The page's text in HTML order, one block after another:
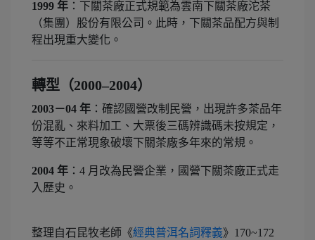
1999 年 ：下關茶廠正式規範為雲南下關茶廠沱茶
（集團）股份有限公司。此時，下關茶品配方與制
程出現重大變化。
轉型（2000–2004）
2003－04 年 ：確認國營改制民營，出現許多茶品年
份混亂、來料加工、大票後三碼辨識碼未按規定，
等等不正常現象破壞下關茶廠多年來的常規。
2004 年 ：4 月改為民營企業，國營下關茶廠正式走
入歷史。
整理自石昆牧老師《經典普洱名詞釋義》170~172